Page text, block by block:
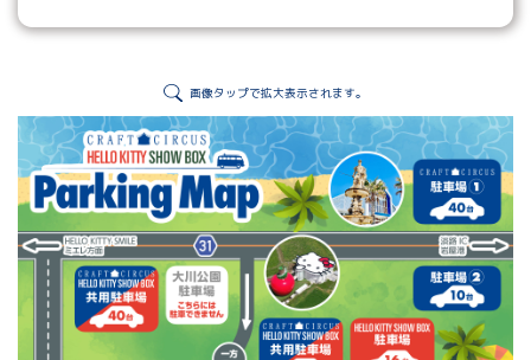
画像タップで拡大表示されます。